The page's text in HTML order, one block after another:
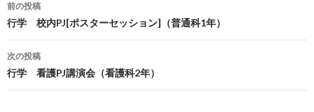
投
稿
ナ
前の投稿
行学 校内PJ[ポスターセッション]（普通科1年）
次の投稿
行学 看護PJ講演会（看護科2年）